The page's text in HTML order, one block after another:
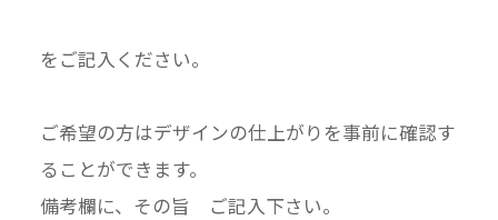
をご記入ください。
ご希望の方はデザインの仕上がりを事前に確認す
ることができます。
備考欄に、その旨 ご記入下さい。